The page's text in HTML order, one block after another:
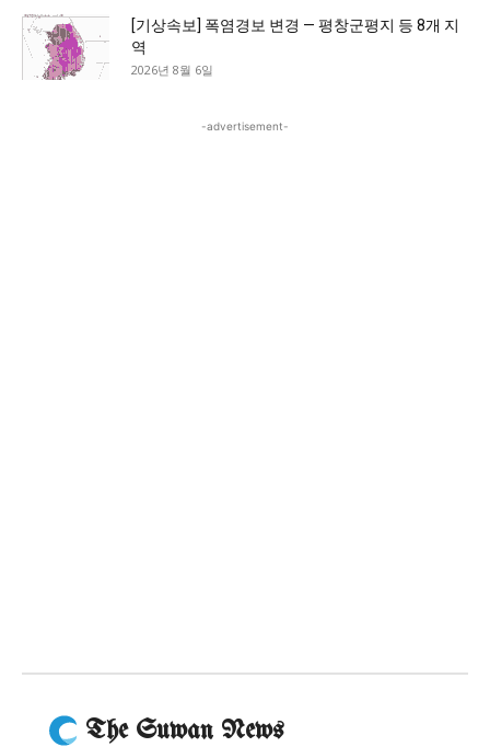
[기상속보] 폭염경보 변경 — 평창군평지 등 8개 지
역
2026년 8월 6일
-advertisement-
The Suwan News